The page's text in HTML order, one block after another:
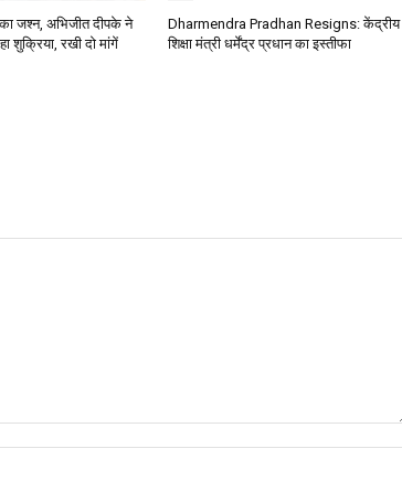
जश्न, अभिजीत दीपके ने
शुक्रिया, रखी दो मांगें
Dharmendra Pradhan Resigns: केंद्रीय
शिक्षा मंत्री धर्मेंद्र प्रधान का इस्तीफा